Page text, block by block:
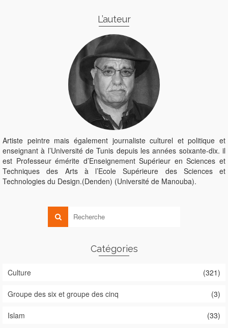
L’auteur
Artiste peintre mais également journaliste culturel et politique et
enseignant à l’Université de Tunis depuis les années soixante-dix. il
est Professeur émérite d’Enseignement Supérieur en Sciences et
Techniques des Arts à l’Ecole Supérieure des Sciences et
Technologies du Design.(Denden) (Université de Manouba).
Catégories
Culture (321)
Groupe des six et groupe des cinq (3)
Islam (33)